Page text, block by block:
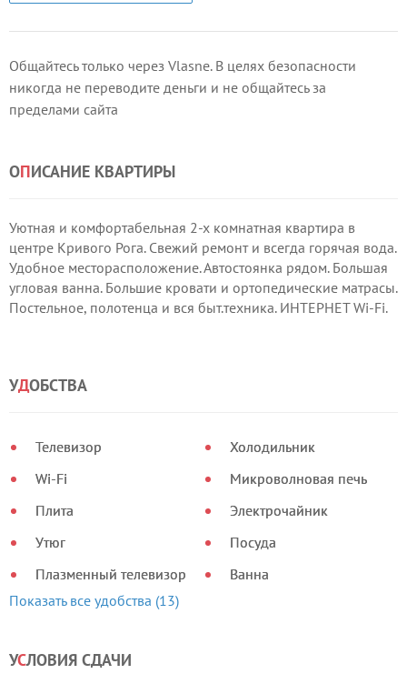
Общайтесь только через Vlasne. В целях безопасности
никогда не переводите деньги и не общайтесь за
пределами сайта
ОПИСАНИЕ КВАРТИРЫ
Уютная и комфортабельная 2-х комнатная квартира в
центре Кривого Рога. Свежий ремонт и всегда горячая вода.
Удобное месторасположение. Автостоянка рядом. Большая
угловая ванна. Большие кровати и ортопедические матрасы.
Постельное, полотенца и вся быт.техника. ИНТЕРНЕТ Wi-Fi.
УДОБСТВА
Телевизор
Wi-Fi
Плита
Утюг
Плазменный телевизор
Холодильник
Микроволновая печь
Электрочайник
Посуда
Ванна
Показать все удобства (13)
УСЛОВИЯ СДАЧИ